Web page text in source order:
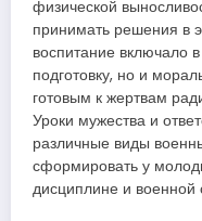
физической
принимать решения в
воспитание включало
подготовку, но и
готовым к жертвам
Уроки мужества и
различные виды
сформировать у
дисциплине и военной